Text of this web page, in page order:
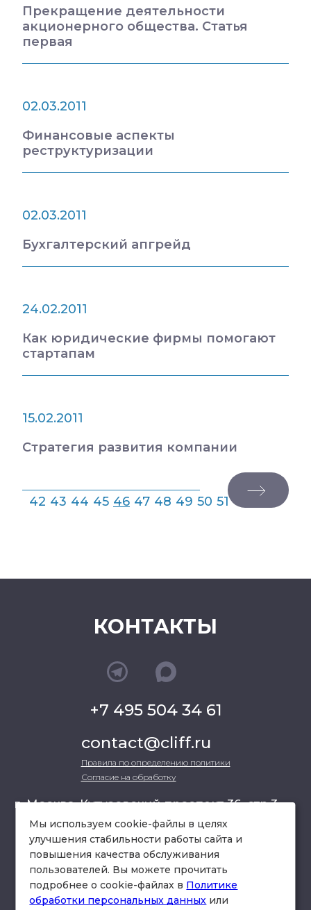
Прекращение деятельности
акционерного общества. Статья
первая
02.03.2011
Финансовые аспекты
реструктуризации
02.03.2011
Бухгалтерский апгрейд
24.02.2011
Как юридические фирмы помогают
стартапам
15.02.2011
Стратегия развития компании
42 43 44 45 46 47 48 49 50 51
КОНТАКТЫ
+7 495 504 34 61
contact@cliff.ru
Правила по определению политики
Согласие на обработку
г. Москва, Кутузовский проспект 36, стр.3 ,
офис 301
схема проезда
Мы используем cookie-файлы в целях
улучшения стабильности работы сайта и
повышения качества обслуживания
пользователей. Вы можете прочитать
подробнее о cookie-файлах в Политике
обработки персональных данных или